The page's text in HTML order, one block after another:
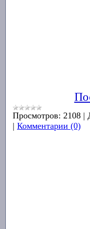
Просмотров: 2108 |
| Комментарии (0)